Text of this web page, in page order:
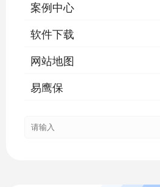
案例中心
软件下载
网站地图
易鹰保